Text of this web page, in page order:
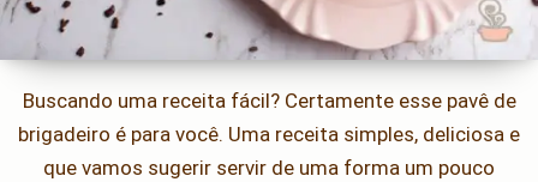
Buscando uma receita fácil? Certamente esse pavê de
brigadeiro é para você. Uma receita simples, deliciosa e
que vamos sugerir servir de uma forma um pouco